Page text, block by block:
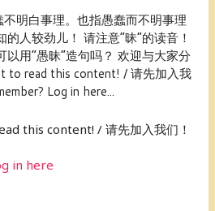
明白事理。也指愚蠢而不明事理
人较劲儿！ 请注意“昧”的读音！
用“愚昧”造句吗？ 欢迎与大家分
to read this content! / 请先加入我
Log in here...
this content! / 请先加入我们！
in here